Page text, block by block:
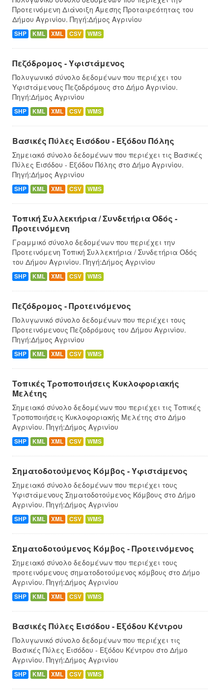
Προτεινόμενη Διάνοιξη Άμεσης Προταιρεότητας του
Δήμου Αγρινίου. Πηγή:Δήμος Αγρινίου
SHP KML XML CSV WMS
Πεζόδρομος - Υφιστάμενος
Πολυγωνικό σύνολο δεδομένων που περιέχει του
Υφιστάμενους Πεζοδρόμους στο Δήμο Αγρινίου.
Πηγή:Δήμος Αγρινίου
SHP KML XML CSV WMS
Βασικές Πύλες Εισόδου - Εξόδου Πόλης
Σημειακό σύνολο δεδομένων που περιέχει τις Βασικές
Πύλες Εισόδου - Εξόδου Πόλης στο Δήμο Αγρινίου.
Πηγή:Δήμος Αγρινίου
SHP KML XML CSV WMS
Τοπική Συλλεκτήρια / Συνδετήρια Οδός -
Προτεινόμενη
Γραμμικό σύνολο δεδομένων που περιέχει την
Προτεινόμενη Τοπική Συλλεκτήρια / Συνδετήρια Οδός
του Δήμου Αγρινίου. Πηγή:Δήμος Αγρινίου
SHP KML XML CSV WMS
Πεζόδρομος - Προτεινόμενος
Πολυγωνικό σύνολο δεδομένων που περιέχει τους
Προτεινόμενους Πεζοδρόμους του Δήμου Αγρινίου.
Πηγή:Δήμος Αγρινίου
SHP KML XML CSV WMS
Τοπικές Τροποποιήσεις Κυκλοφοριακής
Μελέτης
Σημειακό σύνολο δεδομένων που περιέχει τις Τοπικές
Τροποποιήσεις Κυκλοφοριακής Μελέτης στο Δήμο
Αγρινίου. Πηγή:Δήμος Αγρινίου
SHP KML XML CSV WMS
Σηματοδοτούμενος Κόμβος - Υφιστάμενος
Σημειακό σύνολο δεδομένων που περιέχει τους
Υφιστάμενους Σηματοδοτούμενος Κόμβους στο Δήμο
Αγρινίου. Πηγή:Δήμος Αγρινίου
SHP KML XML CSV WMS
Σηματοδοτούμενος Κόμβος - Προτεινόμενος
Σημειακό σύνολο δεδομένων που περιέχει τους
προτεινόμενους σηματοδοτούμενος κόμβους στο Δήμo
Αγρινίου. Πηγή:Δήμος Αγρινίου
SHP KML XML CSV WMS
Βασικές Πύλες Εισόδου - Εξόδου Κέντρου
Πολυγωνικό σύνολο δεδομένων που περιέχει τις
Βασικές Πύλες Εισόδου - Εξόδου Κέντρου στο Δήμο
Αγρινίου. Πηγή:Δήμος Αγρινίου
SHP KML XML CSV WMS